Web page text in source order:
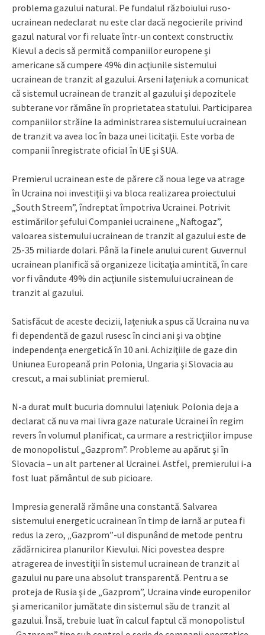
problema gazului natural. Pe fundalul războiului ruso-
ucrainean nedeclarat nu este clar dacă negocierile privind
gazul natural vor fi reluate într-un context constructiv.
Kievul a decis să permită companiilor europene şi
americane să cumpere 49% din acţiunile sistemului
ucrainean de tranzit al gazului. Arseni Iaţeniuk a comunicat
că sistemul ucrainean de tranzit al gazului şi depozitele
subterane vor rămâne în proprietatea statului. Participarea
companiilor străine la administrarea sistemului ucrainean
de tranzit va avea loc în baza unei licitaţii. Este vorba de
companii înregistrate oficial în UE şi SUA.
Premierul ucrainean este de părere că noua lege va atrage
în Ucraina noi investiţii şi va bloca realizarea proiectului
„South Streem”, îndreptat împotriva Ucrainei. Potrivit
estimărilor şefului Companiei ucrainene „Naftogaz”,
valoarea sistemului ucrainean de tranzit al gazului este de
25-35 miliarde dolari. Până la finele anului curent Guvernul
ucrainean planifică să organizeze licitaţia amintită, în care
vor fi vândute 49% din acţiunile sistemului ucrainean de
tranzit al gazului.
Satisfăcut de aceste decizii, Iaţeniuk a spus că Ucraina nu va
fi dependentă de gazul rusesc în cinci ani şi va obţine
independenţa energetică în 10 ani. Achiziţiile de gaze din
Uniunea Europeană prin Polonia, Ungaria şi Slovacia au
crescut, a mai subliniat premierul.
N-a durat mult bucuria domnului Iaţeniuk. Polonia deja a
declarat că nu va mai livra gaze naturale Ucrainei în regim
revers în volumul planificat, ca urmare a restricţiilor impuse
de monopolistul „Gazprom”. Probleme au apărut şi în
Slovacia – un alt partener al Ucrainei. Astfel, premierului i-a
fost luat pământul de sub picioare.
Impresia generală rămâne una constantă. Salvarea
sistemului energetic ucrainean în timp de iarnă ar putea fi
redus la zero, „Gazprom”-ul dispunând de metode pentru
zădărnicirea planurilor Kievului. Nici povestea despre
atragerea de investiţii în sistemul ucrainean de tranzit al
gazului nu pare una absolut transparentă. Pentru a se
proteja de Rusia şi de „Gazprom”, Ucraina vinde europenilor
şi americanilor jumătate din sistemul său de tranzit al
gazului. Însă, trebuie luat în calcul faptul că monopolistul